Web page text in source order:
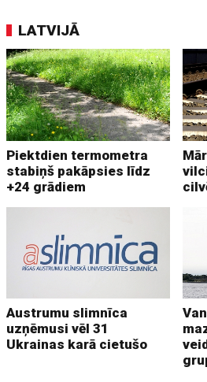
LATVIJĀ
Piektdien termometra
stabiņš pakāpsies līdz
+24 grādiem
Austrumu slimnīca
uzņēmusi vēl 31
Ukrainas karā cietušo